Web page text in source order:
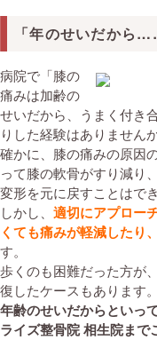
「年のせいだから
病院で「膝の
痛みは加齢の
せいだから、うまく付き
りした経験はありません
確かに、膝の痛みの原因
って膝の軟骨がすり減り
変形を元に戻すことはでき
しかし、 適切にアプロー
くても痛みが軽減したり
す。
歩くのも困難だった方が
復したケースもあります。
年齢のせいだからといっ
ライズ整骨院 相生院まで